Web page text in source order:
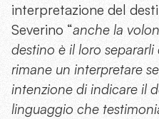
interpretazione del
Severino “anche la
destino è il loro
rimane un interpretare
intenzione di indicare il
linguaggio che